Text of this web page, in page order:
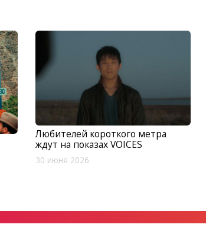
Любителей короткого метра
ждут на показах VOICES
30 июня 2026